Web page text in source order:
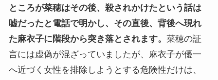
ところが菜穂はその後、殺されかけたという話は
嘘だったと電話で明かし、その直後、背後へ現れ
た麻衣子に階段から突き落とされます。 菜穂の証
言には虚偽が混ざっていましたが、麻衣子が優一
へ近づく女性を排除しようとする危険性だけは、